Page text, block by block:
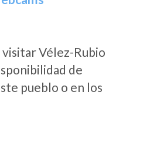
Vélez-Rubio
de
pueblo o en los